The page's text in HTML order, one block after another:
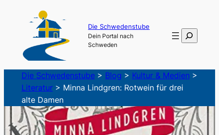
springen
Die Schwedenstube
Dein Portal nach
Schweden
Suchen
Die Schwedenstube> Blog > Kultur & Medien >
Literatur> Minna Lindgren: Rotwein für drei
alte Damen